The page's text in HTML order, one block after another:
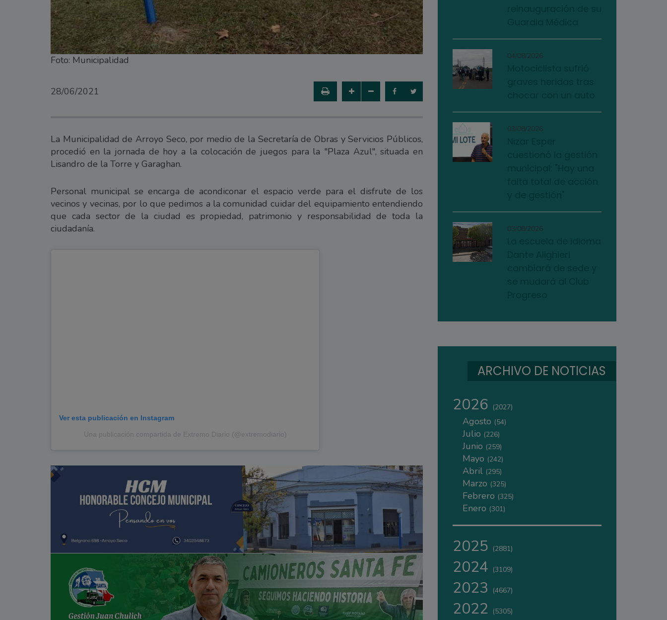
Foto: Municipalidad
28/06/2021
La Municipalidad de Arroyo Seco, por medio de la Secretaría de Obras y Servicios Públicos,
procedió en la jornada de hoy a la colocación de juegos para la "Plaza Azul", situada en
Lisandro de la Torre y Garaghan.
Personal municipal se encarga de acondiconar el espacio verde para el disfrute de los
vecinos y vecinas, por lo que pedimos a la comunidad cuidar del equipamiento entendiendo
que cada sector de la ciudad es propiedad, patrimonio y responsabilidad de toda la
ciudadanía.
Ver esta publicación en Instagram
Una publicación compartida de Extremo Diario (@extremodiario)
04/08/2026
03/08/2026
03/08/2026
ARCHIVO DE NOTICIAS
2026 (2027)
Agosto (54)
Julio (226)
Junio (259)
Mayo (242)
Abril (295)
Marzo (325)
Febrero (325)
Enero (301)
2025 (2881)
2024 (3109)
2023 (4667)
2022 (5305)